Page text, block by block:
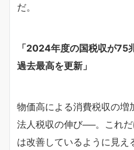
だ。
「2024年度の国税収が75
過去最高を更新」
物価高による消費税収の増
法人税収の伸び──。これ
は改善しているように見え